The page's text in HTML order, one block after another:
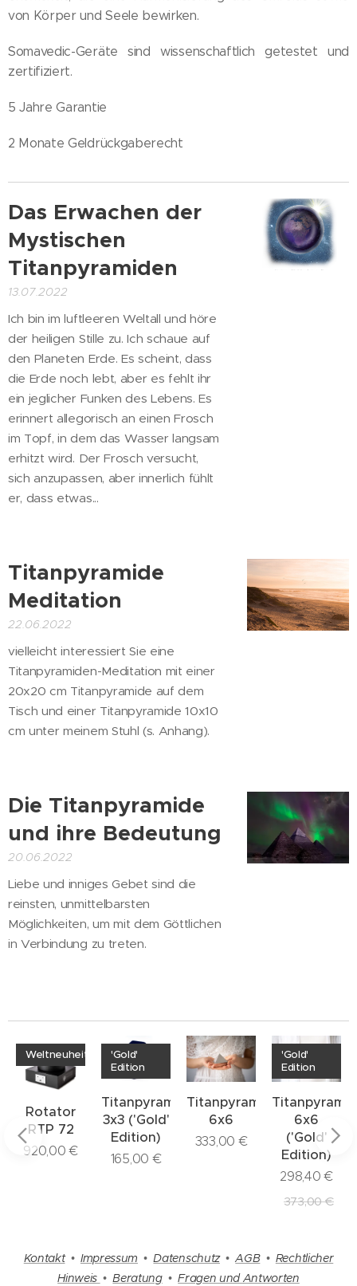
von Körper und Seele bewirken.
Somavedic-Geräte sind wissenschaftlich getestet und
zertifiziert.
5 Jahre Garantie
2 Monate Geldrückgaberecht
Das Erwachen der
Mystischen
Titanpyramiden
13.07.2022
Ich bin im luftleeren Weltall und höre
der heiligen Stille zu. Ich schaue auf
den Planeten Erde. Es scheint, dass
die Erde noch lebt, aber es fehlt ihr
ein jeglicher Funken des Lebens. Es
erinnert allegorisch an einen Frosch
im Topf, in dem das Wasser langsam
erhitzt wird. Der Frosch versucht,
sich anzupassen, aber innerlich fühlt
er, dass etwas...
Titanpyramide
Meditation
22.06.2022
vielleicht interessiert Sie eine
Titanpyramiden-Meditation mit einer
20x20 cm Titanpyramide auf dem
Tisch und einer Titanpyramide 10x10
cm unter meinem Stuhl (s. Anhang).
Die Titanpyramide
und ihre Bedeutung
20.06.2022
Liebe und inniges Gebet sind die
reinsten, unmittelbarsten
Möglichkeiten, um mit dem Göttlichen
in Verbindung zu treten.
Rotator
RTP 72
Weltneuheit
920,00 €
Titanpyramide
3x3 ('Gold'
Edition)
'Gold'
Edition
165,00 €
Titanpyramide
6x6
333,00 €
6x6
('Gold'
Edition)
'Gold'
Edition
298,40 €
373,00€
Kontakt• Impressum •Datenschutz•AGB• Rechtlicher
Hinweis •Beratung•Fragen und Antworten